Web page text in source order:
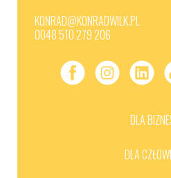
KONRAD@KONRADWILK.PL
0048 510 279 206
DLA
DLA